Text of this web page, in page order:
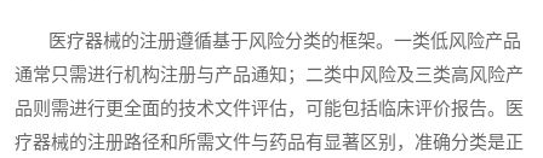
医疗器械的注册遵循基于风险分类的框架。一类低风险产品
通常只需进行机构注册与产品通知；二类中风险及三类高风险产
品则需进行更全面的技术文件评估，可能包括临床评价报告。医
疗器械的注册路径和所需文件与药品有显著区别，准确分类是正